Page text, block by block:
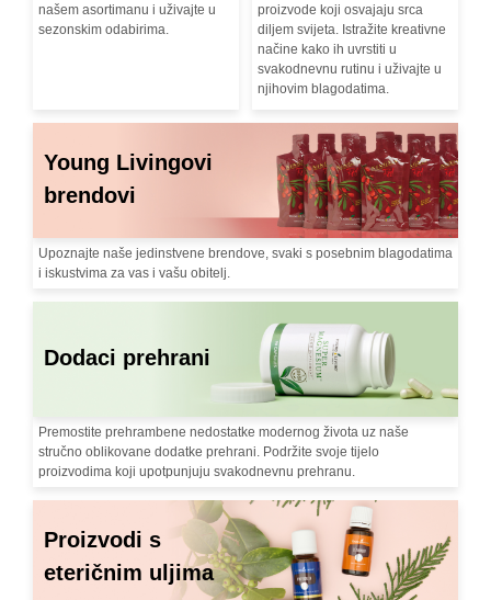
našem asortimanu i uživajte u
sezonskim odabirima.
proizvode koji osvajaju srca
diljem svijeta. Istražite kreativne
načine kako ih uvrstiti u
svakodnevnu rutinu i uživajte u
njihovim blagodatima.
Young Livingovi
brendovi
Upoznajte naše jedinstvene brendove, svaki s posebnim blagodatima
i iskustvima za vas i vašu obitelj.
Dodaci prehrani
Premostite prehrambene nedostatke modernog života uz naše
stručno oblikovane dodatke prehrani. Podržite svoje tijelo
proizvodima koji upotpunjuju svakodnevnu prehranu.
Proizvodi s
eteričnim uljima